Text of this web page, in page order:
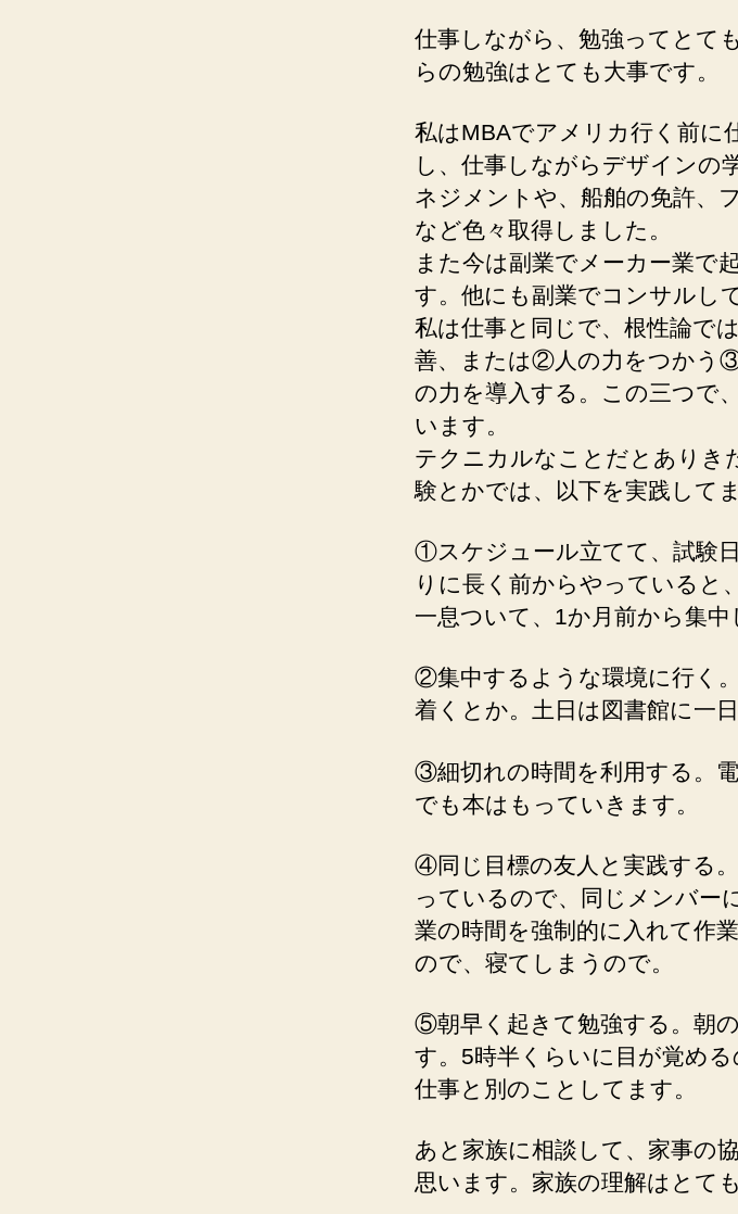
ら
の
強
へ
仕事しながら、勉強ってとて
らの勉強はとても大事です。
私はMBAでアメリカ行く前に
し、仕事しながらデザインの
ネジメントや、船舶の免許、
など色々取得しました。
また今は副業でメーカー業で
す。他にも副業でコンサルし
私は仕事と同じで、根性論で
善、または②人の力をつかう
の力を導入する。この三つで
います。
テクニカルなことだとありき
験とかでは、以下を実践してま
①スケジュール立てて、試験
りに長く前からやっていると
一息ついて、1か月前から集中
②集中するような環境に行く
着くとか。土日は図書館に一
③細切れの時間を利用する。
でも本はもっていきます。
④同じ目標の友人と実践する
っているので、同じメンバー
業の時間を強制的に入れて作
ので、寝てしまうので。
⑤朝早く起きて勉強する。朝
す。5時半くらいに目が覚め
仕事と別のことしてます。
あと家族に相談して、家事の
思います。家族の理解はとて